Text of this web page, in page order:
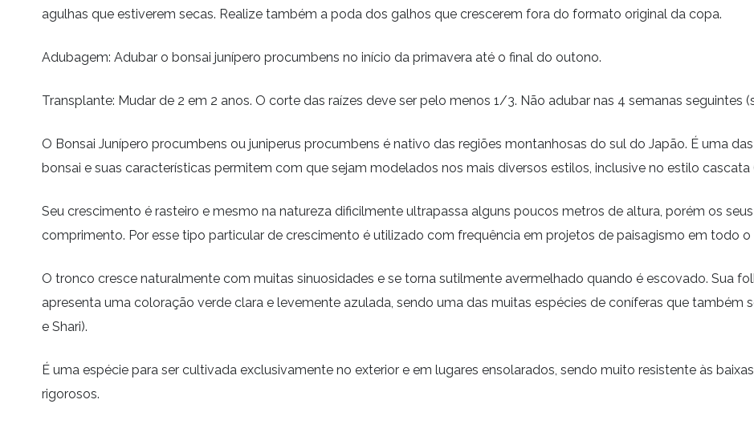
agulhas que estiverem secas. Realize também a poda dos galhos que crescerem fora do formato original da copa.
Adubagem: Adubar o bonsai junípero procumbens no início da primavera até o final do outono.
Transplante: Mudar de 2 em 2 anos. O corte das raízes deve ser pelo menos 1/3. Não adubar nas 4 semanas seguintes
O Bonsai Junípero procumbens ou juniperus procumbens é nativo das regiões montanhosas do sul do Japão. É uma
bonsai e suas características permitem com que sejam modelados nos mais diversos estilos, inclusive no estilo cascata
Seu crescimento é rasteiro e mesmo na natureza dificilmente ultrapassa alguns poucos metros de altura, porém os
comprimento. Por esse tipo particular de crescimento é utilizado com frequência em projetos de paisagismo em todo o
O tronco cresce naturalmente com muitas sinuosidades e se torna sutilmente avermelhado quando é escovado. Sua
apresenta uma coloração verde clara e levemente azulada, sendo uma das muitas espécies de coníferas que também
e Shari).
É uma espécie para ser cultivada exclusivamente no exterior e em lugares ensolarados, sendo muito resistente às
rigorosos.